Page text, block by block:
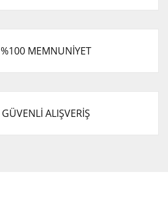
%100 MEMNUNİYET
GÜVENLİ ALIŞVERİŞ